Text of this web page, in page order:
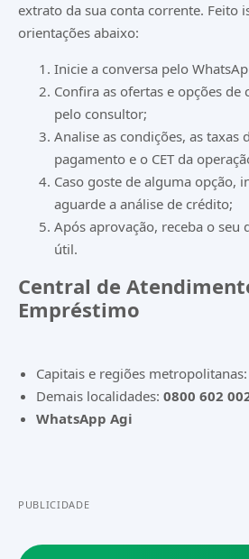
extrato da sua conta corrente. Feito
orientações abaixo:
Inicie a conversa pelo
Confira as ofertas e opções de
pelo consultor;
Analise as condições, as taxas
pagamento e o CET da
Caso goste de alguma opção,
aguarde a análise de crédito;
Após aprovação, receba o seu
útil.
Central de
Empréstimo
Capitais e regiões metropolitanas:
Demais localidades: 0800 602
WhatsApp Agi
PUBLICIDADE